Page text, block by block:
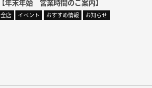
【年末年始 営業時間のご案内】
全店 イベント おすすめ情報 お知らせ